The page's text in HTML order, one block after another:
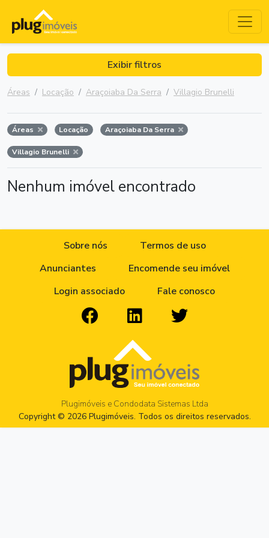
Exibir filtros
Áreas Locação Araçoiaba Da Serra Villagio Brunelli
Áreas Locação Araçoiaba Da Serra
Villagio Brunelli
Nenhum imóvel encontrado
Sobre nós
Termos de uso
Anunciantes
Encomende seu imóvel
Login associado
Fale conosco
Plugimóveis e Condodata Sistemas Ltda
Copyright © 2026 Plugimóveis. Todos os direitos reservados.